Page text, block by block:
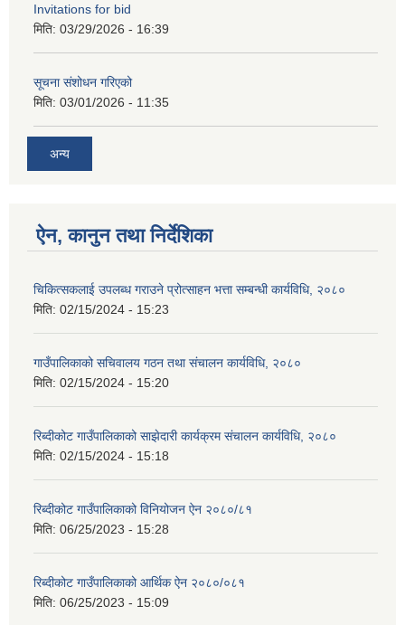
Invitations for bid
मिति: 03/29/2026 - 16:39
सूचना संशोधन गरिएको
मिति: 03/01/2026 - 11:35
अन्य
ऐन, कानुन तथा निर्देशिका
चिकित्सकलाई उपलब्ध गराउने प्रोत्साहन भत्ता सम्बन्धी कार्यविधि, २०८०
मिति: 02/15/2024 - 15:23
गाउँपालिकाको सचिवालय गठन तथा संचालन कार्यविधि, २०८०
मिति: 02/15/2024 - 15:20
रिब्दीकोट गाउँपालिकाको साझेदारी कार्यक्रम संचालन कार्यविधि, २०८०
मिति: 02/15/2024 - 15:18
रिब्दीकोट गाउँपालिकाको विनियोजन ऐन २०८०/८१
मिति: 06/25/2023 - 15:28
रिब्दीकोट गाउँपालिकाको आर्थिक ऐन २०८०/०८१
मिति: 06/25/2023 - 15:09